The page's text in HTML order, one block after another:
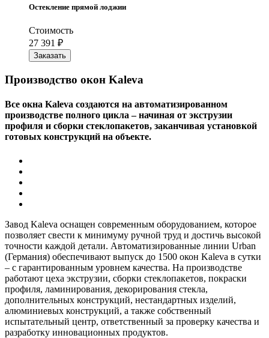
Остекление прямой лоджии
Стоимость
27 391 ₽
Заказать
Производство окон Kaleva
Все окна Kaleva создаются на автоматизированном
производстве полного цикла – начиная от экструзии
профиля и сборки стеклопакетов, заканчивая установкой
готовых конструкций на объекте.
Завод Kaleva оснащен современным оборудованием, которое
позволяет свести к минимуму ручной труд и достичь высокой
точности каждой детали. Автоматизированные линии Urban
(Германия) обеспечивают выпуск до 1500 окон Kaleva в сутки
– с гарантированным уровнем качества. На производстве
работают цеха экструзии, сборки стеклопакетов, покраски
профиля, ламинирования, декорирования стекла,
дополнительных конструкций, нестандартных изделий,
алюминиевых конструкций, а также собственный
испытательный центр, ответственный за проверку качества и
разработку инновационных продуктов.